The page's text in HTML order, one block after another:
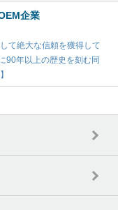
企業
て絶大な信頼を獲得して
90年以上の歴史を刻む同